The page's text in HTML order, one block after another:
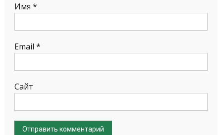
Имя *
Email *
Сайт